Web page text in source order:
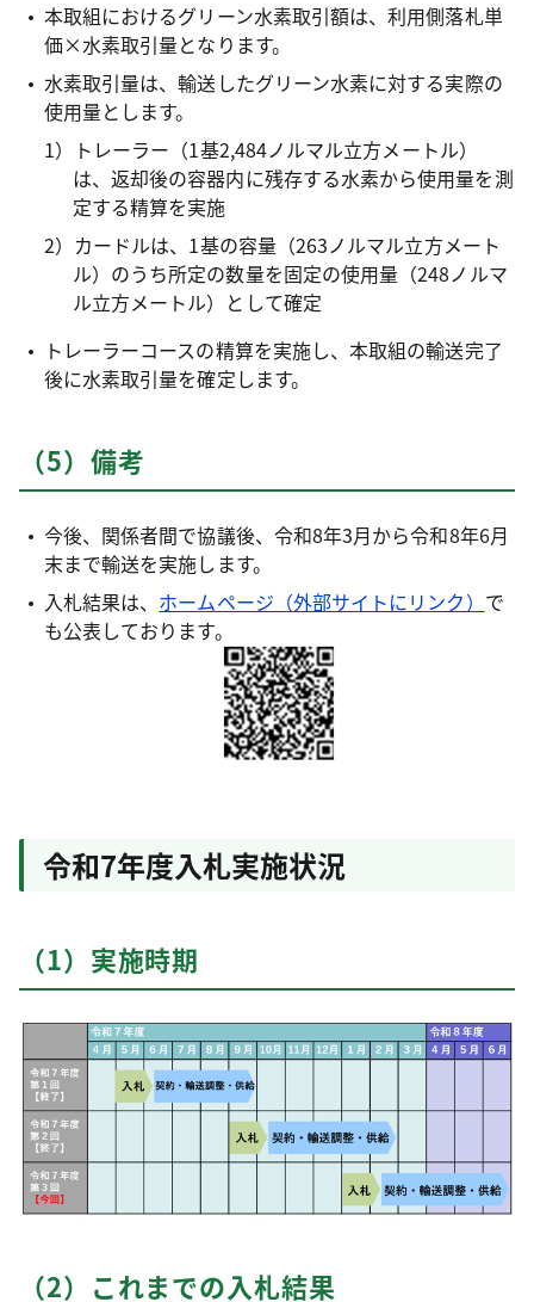
本取組におけるグリーン水素取引額は、利用側落札単
価×水素取引量となります。
水素取引量は、輸送したグリーン水素に対する実際の
使用量とします。
1）トレーラー（1基2,484ノルマル立方メートル）
は、返却後の容器内に残存する水素から使用量を測
定する精算を実施
2）カードルは、1基の容量（263ノルマル立方メート
ル）のうち所定の数量を固定の使用量（248ノルマ
ル立方メートル）として確定
トレーラーコースの精算を実施し、本取組の輸送完了
後に水素取引量を確定します。
（5）備考
今後、関係者間で協議後、令和8年3月から令和8年6月
末まで輸送を実施します。
入札結果は、 ホームページ（外部サイトにリンク） で
も公表しております。
令和7年度入札実施状況
（1）実施時期
（2）これまでの入札結果